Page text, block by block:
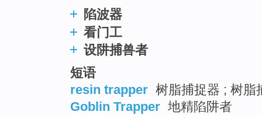
陷波器
看门工
设阱捕兽者
短语
resin trapper 树脂捕捉器 ; 树脂
Goblin Trapper 地精陷阱者